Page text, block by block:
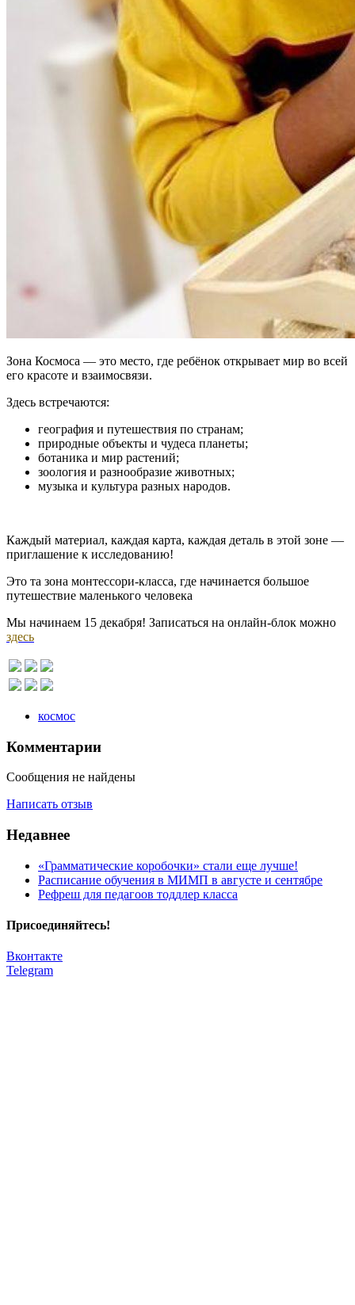
Зона Космоса — это место, где ребёнок открывает мир во всей
его красоте и взаимосвязи.
Здесь встречаются:
география и путешествия по странам;
природные объекты и чудеса планеты;
ботаника и мир растений;
зоология и разнообразие животных;
музыка и культура разных народов.
Каждый материал, каждая карта, каждая деталь в этой зоне —
приглашение к исследованию!
Это та зона монтессори-класса, где начинается большое
путешествие маленького человека
Мы начинаем 15 декабря! Записаться на онлайн-блок можно
здесь
космос
Комментарии
Сообщения не найдены
Написать отзыв
Недавнее
«Грамматические коробочки» стали еще лучше!
Расписание обучения в МИМП в августе и сентябре
Рефреш для педагоов тоддлер класса
Присоединяйтесь!
Вконтакте
Telegram